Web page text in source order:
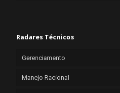
Radares Técnicos
Gerenciamento
Manejo Racional